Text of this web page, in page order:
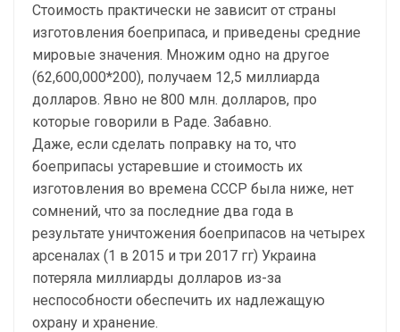
Стоимость практически не зависит от страны
изготовления боеприпаса, и приведены средние
мировые значения. Множим одно на другое
(62,600,000*200), получаем 12,5 миллиарда
долларов. Явно не 800 млн. долларов, про
которые говорили в Раде. Забавно.
Даже, если сделать поправку на то, что
боеприпасы устаревшие и стоимость их
изготовления во времена СССР была ниже, нет
сомнений, что за последние два года в
результате уничтожения боеприпасов на четырех
арсеналах (1 в 2015 и три 2017 гг) Украина
потеряла миллиарды долларов из-за
неспособности обеспечить их надлежащую
охрану и хранение.